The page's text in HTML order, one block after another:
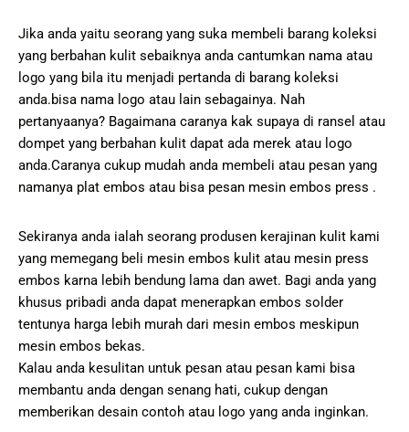
Jika anda yaitu seorang yang suka membeli barang koleksi
yang berbahan kulit sebaiknya anda cantumkan nama atau
logo yang bila itu menjadi pertanda di barang koleksi
anda.bisa nama logo atau lain sebagainya. Nah
pertanyaanya? Bagaimana caranya kak supaya di ransel atau
dompet yang berbahan kulit dapat ada merek atau logo
anda.Caranya cukup mudah anda membeli atau pesan yang
namanya plat embos atau bisa pesan mesin embos press .
Sekiranya anda ialah seorang produsen kerajinan kulit kami
yang memegang beli mesin embos kulit atau mesin press
embos karna lebih bendung lama dan awet. Bagi anda yang
khusus pribadi anda dapat menerapkan embos solder
tentunya harga lebih murah dari mesin embos meskipun
mesin embos bekas.
Kalau anda kesulitan untuk pesan atau pesan kami bisa
membantu anda dengan senang hati, cukup dengan
memberikan desain contoh atau logo yang anda inginkan.